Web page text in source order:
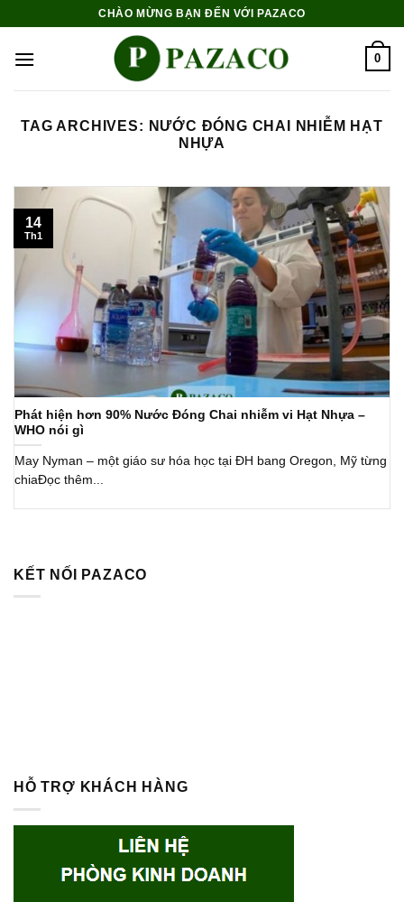
content
CHÀO MỪNG BẠN ĐẾN VỚI PAZACO
0
TAG ARCHIVES: NƯỚC ĐÓNG CHAI NHIỄM HẠT
NHỰA
Phát hiện hơn 90% Nước Đóng Chai nhiễm vi Hạt Nhựa –
WHO nói gì
May Nyman – một giáo sư hóa học tại ĐH bang Oregon, Mỹ từng
chiaĐọc thêm...
14
Th1
KẾT NỐI PAZACO
HỖ TRỢ KHÁCH HÀNG